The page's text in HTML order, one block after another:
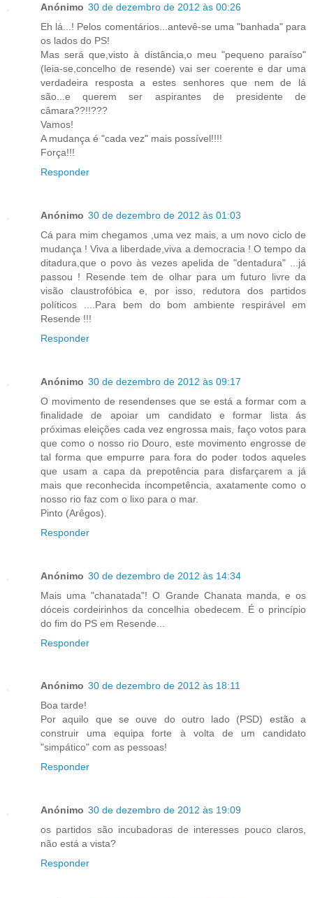
Anónimo 30 de dezembro de 2012 às 00:26
Eh lá...! Pelos comentários...antevê-se uma "banhada" para
os lados do PS!
Mas será que,visto à distância,o meu "pequeno paraíso"
(leia-se,concelho de resende) vai ser coerente e dar uma
verdadeira resposta a estes senhores que nem de lá
são...e querem ser aspirantes de presidente de
câmara??!!???
Vamos!
A mudança é "cada vez" mais possível!!!!
Força!!!
Responder
Anónimo 30 de dezembro de 2012 às 01:03
Cá para mim chegamos ,uma vez mais, a um novo ciclo de
mudança ! Viva a liberdade,viva a democracia ! O tempo da
ditadura,que o povo às vezes apelida de "dentadura" ...já
passou ! Resende tem de olhar para um futuro livre da
visão claustrofóbica e, por isso, redutora dos partidos
políticos ....Para bem do bom ambiente respirável em
Resende !!!
Responder
Anónimo 30 de dezembro de 2012 às 09:17
O movimento de resendenses que se está a formar com a
finalidade de apoiar um candidato e formar lista ás
próximas eleições cada vez engrossa mais, faço votos para
que como o nosso rio Douro, este movimento engrosse de
tal forma que empurre para fora do poder todos aqueles
que usam a capa da prepotência para disfarçarem a já
mais que reconhecida incompetência, axatamente como o
nosso rio faz com o lixo para o mar.
Pinto (Arêgos).
Responder
Anónimo 30 de dezembro de 2012 às 14:34
Mais uma "chanatada"! O Grande Chanata manda, e os
dóceis cordeirinhos da concelhia obedecem. É o princípio
do fim do PS em Resende...
Responder
Anónimo 30 de dezembro de 2012 às 18:11
Boa tarde!
Por aquilo que se ouve do outro lado (PSD) estão a
construir uma equipa forte à volta de um candidato
"simpático" com as pessoas!
Responder
Anónimo 30 de dezembro de 2012 às 19:09
os partidos são incubadoras de interesses pouco claros,
não está a vista?
Responder